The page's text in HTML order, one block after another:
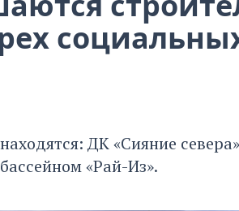
ДК «Сияние
«Рай-Из».